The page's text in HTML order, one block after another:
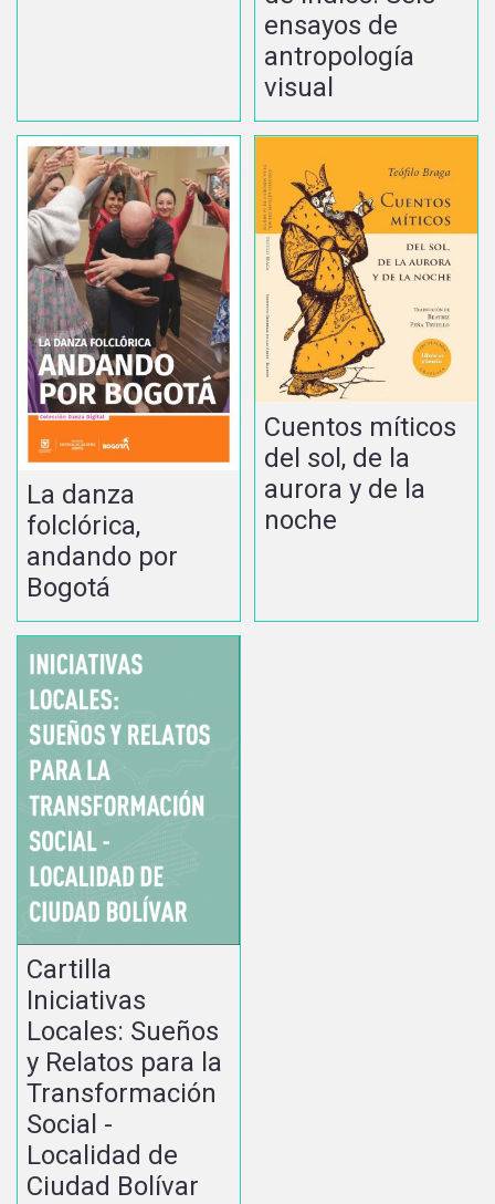
ensayos de
antropología
visual
La danza
folclórica,
andando por
Bogotá
Cuentos míticos
del sol, de la
aurora y de la
noche
Cartilla
Iniciativas
Locales: Sueños
y Relatos para la
Transformación
Social -
Localidad de
Ciudad Bolívar